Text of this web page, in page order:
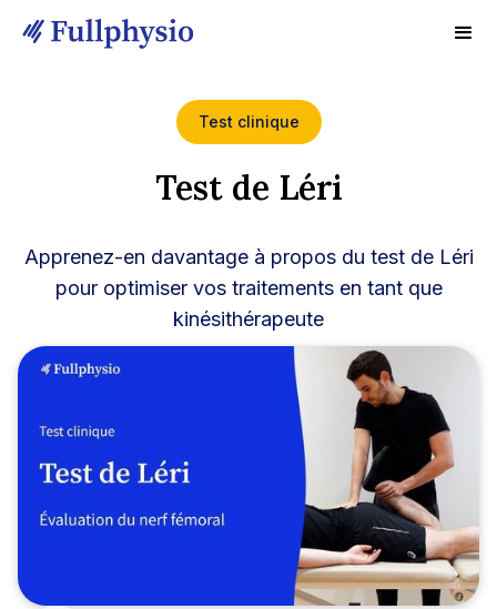
Test clinique
Test de Léri
Apprenez-en davantage à propos du test de Léri
pour optimiser vos traitements en tant que
kinésithérapeute